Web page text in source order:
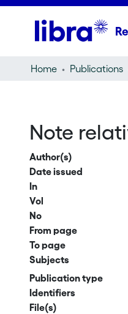
Home Publications
Note
Author(s)
Date issued
In
Vol
No
From page
To page
Subjects
Publication type
Identifiers
File(s)